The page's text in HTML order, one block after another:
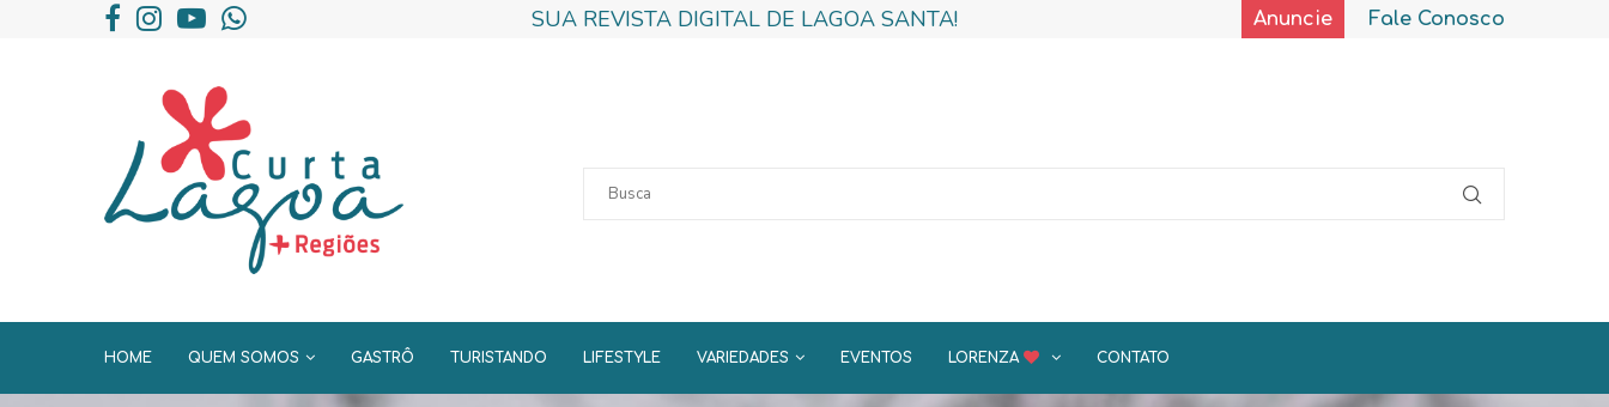
Anuncie Fale Conosco
SUA REVISTA DIGITAL DE LAGOA SANTA!
HOME QUEM SOMOS GASTRÔ TURISTANDO LIFESTYLE VARIEDADES EVENTOS LORENZA CONTATO